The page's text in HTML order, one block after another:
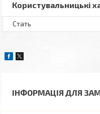
Користувальницькі
Стать
ІНФОРМАЦІЯ ДЛЯ